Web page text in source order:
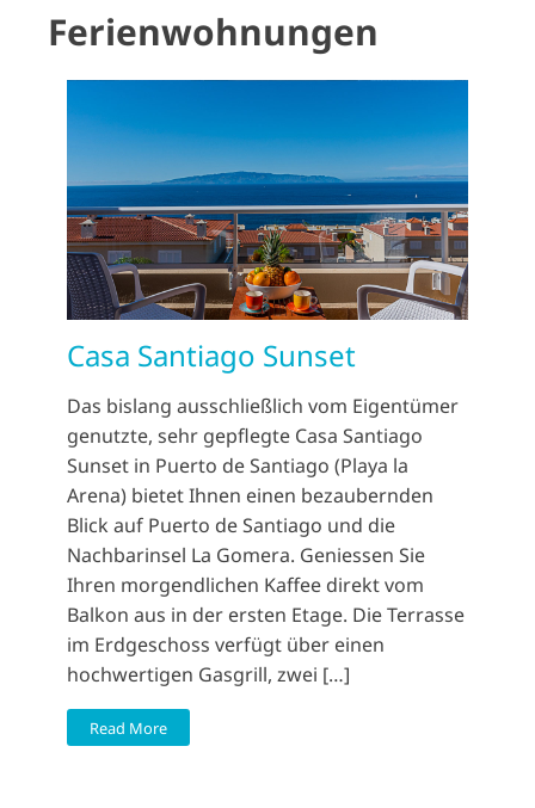
Ferienwohnungen
Casa Santiago Sunset
Das bislang ausschließlich vom Eigentümer
genutzte, sehr gepflegte Casa Santiago
Sunset in Puerto de Santiago (Playa la
Arena) bietet Ihnen einen bezaubernden
Blick auf Puerto de Santiago und die
Nachbarinsel La Gomera. Geniessen Sie
Ihren morgendlichen Kaffee direkt vom
Balkon aus in der ersten Etage. Die Terrasse
im Erdgeschoss verfügt über einen
hochwertigen Gasgrill, zwei […]
Read More